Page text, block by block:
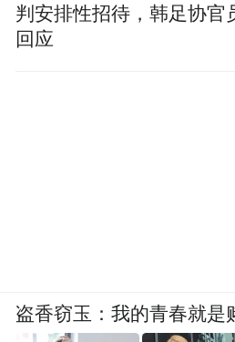
判安排性招待，韩足协官
回应
盗香窃玉：我的青春就是